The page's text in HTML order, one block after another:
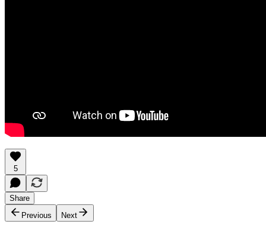
5
Share
Previous
Next